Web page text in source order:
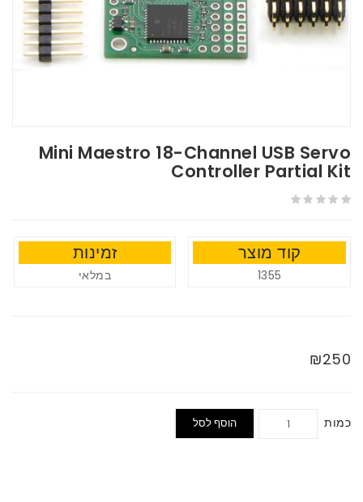
Mini Maestro 18-Channel USB Servo
Controller Partial Kit
קוד מוצר
1355
זמינות
במלאי
₪250
כמות הוסף לסל